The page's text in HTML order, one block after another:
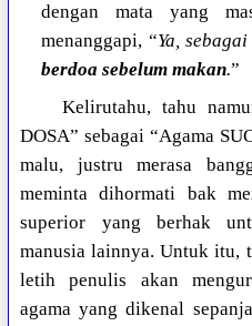
dengan mata yang
menanggapi, “Ya,
berdoa sebelum makan.”
Kelirutahu, tahu
DOSA” sebagai “Agama
malu, justru merasa
meminta dihormati bak
superior yang berhak
manusia lainnya. Untuk itu,
letih penulis akan
agama yang dikenal